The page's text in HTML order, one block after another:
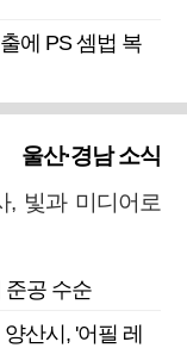
에 PS 셈법 복
울산·경남 소식
, 빛과 미디어로
준공 수순
산시, '어필 레